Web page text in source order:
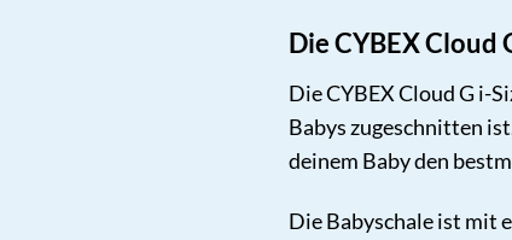
Die CYBEX Cloud
Die CYBEX Cloud G i-
Babys zugeschnitten
deinem Baby den
Die Babyschale ist mit